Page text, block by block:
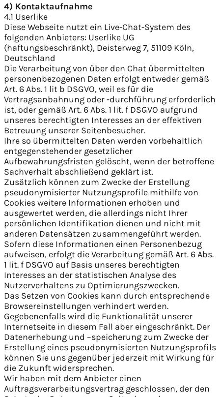
4) Kontaktaufnahme
4.1 Userlike
Diese Webseite nutzt ein Live-Chat-System des
folgenden Anbieters: Userlike UG
(haftungsbeschränkt), Deisterweg 7, 51109 Köln,
Deutschland
Die Verarbeitung von über den Chat übermittelten
personenbezogenen Daten erfolgt entweder gemäß
Art. 6 Abs. 1 lit b DSGVO, weil es für die
Vertragsanbahnung oder -durchführung erforderlich
ist, oder gemäß Art. 6 Abs. 1 lit. f DSGVO aufgrund
unseres berechtigten Interesses an der effektiven
Betreuung unserer Seitenbesucher.
Ihre so übermittelten Daten werden vorbehaltlich
entgegenstehender gesetzlicher
Aufbewahrungsfristen gelöscht, wenn der betroffene
Sachverhalt abschließend geklärt ist.
Zusätzlich können zum Zwecke der Erstellung
pseudonymisierter Nutzungsprofile mithilfe von
Cookies weitere Informationen erhoben und
ausgewertet werden, die allerdings nicht Ihrer
persönlichen Identifikation dienen und nicht mit
anderen Datensätzen zusammengeführt werden.
Sofern diese Informationen einen Personenbezug
aufweisen, erfolgt die Verarbeitung gemäß Art. 6 Abs.
1 lit. f DSGVO auf Basis unseres berechtigten
Interesses an der statistischen Analyse des
Nutzerverhaltens zu Optimierungszwecken.
Das Setzen von Cookies kann durch entsprechende
Browsereinstellungen verhindert werden.
Gegebenenfalls wird die Funktionalität unserer
Internetseite in diesem Fall aber eingeschränkt. Der
Datenerhebung und –speicherung zum Zwecke der
Erstellung eines pseudonymisierten Nutzungsprofils
können Sie uns gegenüber jederzeit mit Wirkung für
die Zukunft widersprechen.
Wir haben mit dem Anbieter einen
Auftragsverarbeitungsvertrag geschlossen, der den